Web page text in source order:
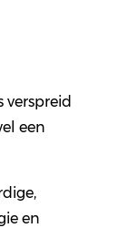
verspreid
een
en